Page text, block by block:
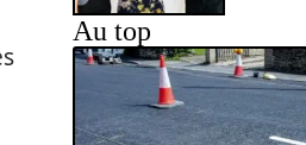
Au top